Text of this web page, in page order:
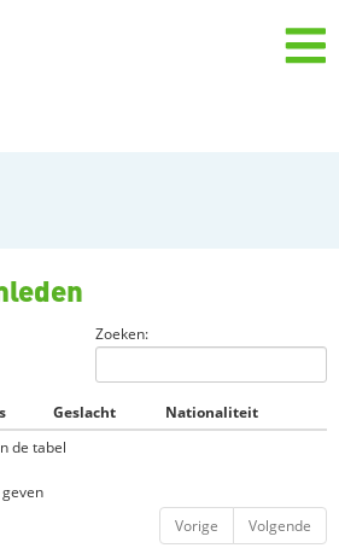
Zoeken:
Geslacht
Nationaliteit
de tabel
Vorige
Volgende